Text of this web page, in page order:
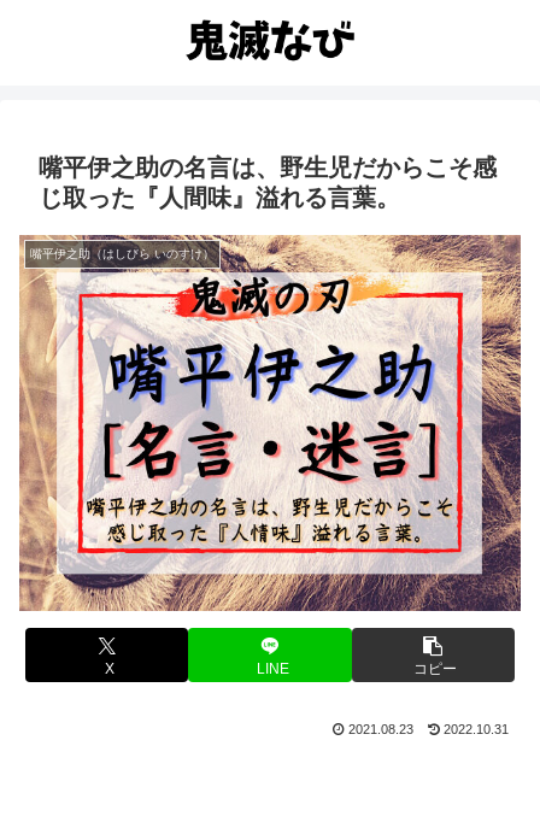
嘴平伊之助の名言は、野生児だからこそ感
じ取った『人間味』溢れる言葉。
嘴平伊之助（はしびら いのすけ）
X LINE コピー
2021.08.23 2022.10.31